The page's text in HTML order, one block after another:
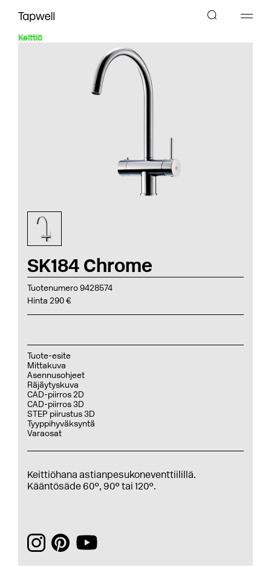
Keittiö
SK184 Chrome
Tuotenumero 9428574
Hinta 290 €
Tuote-esite
Mittakuva
Asennusohjeet
Räjäytyskuva
CAD-piirros 2D
CAD-piirros 3D
STEP piirustus 3D
Tyyppihyväksyntä
Varaosat
Keittiöhana astianpesukoneventtiilillä.
Kääntösäde 60°, 90° tai 120°.